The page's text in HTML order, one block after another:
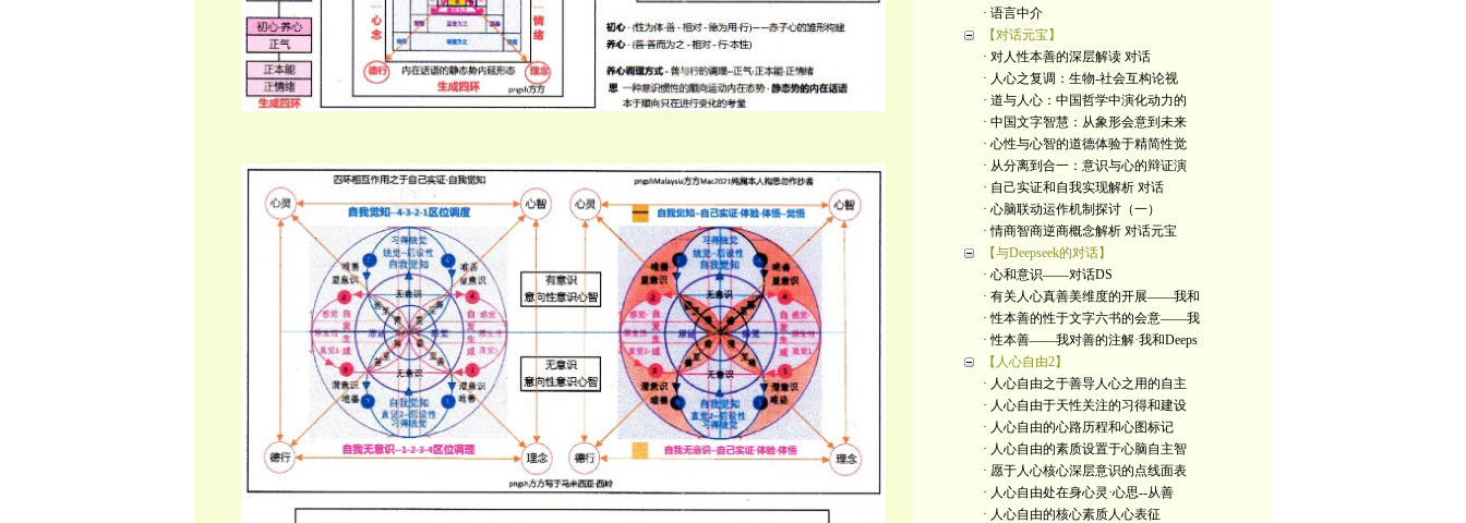
· 语言中介
【对话元宝】
· 对人性本善的深层解读 对话
· 人心之复调：生物-社会互构论视
· 道与人心：中国哲学中演化动力的
· 中国文字智慧：从象形会意到未来
· 心性与心智的道德体验于精简性觉
· 从分离到合一：意识与心的辩证演
· 自己实证和自我实现解析 对话
· 心脑联动运作机制探讨（一）
· 情商智商逆商概念解析 对话元宝
【与Deepseek的对话】
· 心和意识——对话DS
· 有关人心真善美维度的开展——我和
· 性本善的性于文字六书的会意——我
· 性本善——我对善的注解·我和Deeps
【人心自由2】
· 人心自由之于善导人心之用的自主
· 人心自由于天性关注的习得和建设
· 人心自由的心路历程和心图标记
· 人心自由的素质设置于心脑自主智
· 愿于人心核心深层意识的点线面表
· 人心自由处在身心灵·心思--从善
· 人心自由的核心素质人心表征